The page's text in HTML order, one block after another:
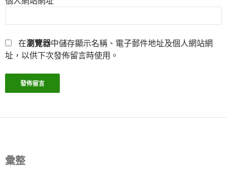
在瀏覽器中儲存顯示名稱、電子郵件地址及個人網站網
址，以供下次發佈留言時使用。
彙整